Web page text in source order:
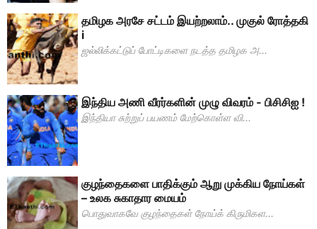
தமிழக அரசே சட்டம் இயற்றலாம்.. முகுல் ரோத்தகி
i
ஜல்லிக்கட்டுப் போட்டிகளை நடத்த தமிழக அ...
இந்திய அணி வீரர்களின் முழு விவரம் - பிசிசிஐ !
இந்தியா சுற்றுப் பயணம் மேற்கொள்ள வி...
குழந்தைகளை பாதிக்கும் ஆறு முக்கிய நோய்கள்
– உலக சுகாதார மையம்
பொதுவாகவே குழந்தைகள் நோய்க் கிருமிகள...